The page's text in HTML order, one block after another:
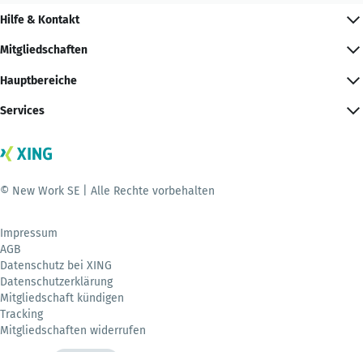
Hilfe & Kontakt
Mitgliedschaften
Hauptbereiche
Services
© New Work SE | Alle Rechte vorbehalten
Impressum
AGB
Datenschutz bei XING
Datenschutzerklärung
Mitgliedschaft kündigen
Tracking
Mitgliedschaften widerrufen